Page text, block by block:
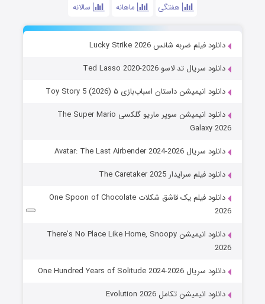
هفتگی ماهانه سالانه
دانلود فیلم ضربه شانس Lucky Strike 2026
دانلود سریال تد لاسو Ted Lasso 2020-2026
دانلود انیمیشن داستان اسباب‌بازی ۵ Toy Story 5 (2026)
دانلود انیمیشن سوپر ماریو گلکسی The Super Mario
Galaxy 2026
دانلود سریال Avatar: The Last Airbender 2024-2026
دانلود فیلم سرایدار The Caretaker 2025
دانلود فیلم یک قاشق شکلات One Spoon of Chocolate
2026
دانلود انیمیشن There’s No Place Like Home, Snoopy
2026
دانلود سریال One Hundred Years of Solitude 2024-2026
دانلود انیمیشن تکامل Evolution 2026